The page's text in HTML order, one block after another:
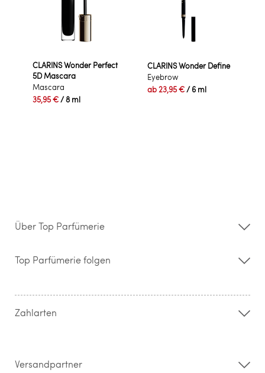
CLARINS Wonder Perfect
5D Mascara
Mascara
35,95 €/ 8 ml
CLARINS Wonder Define
Eyebrow
ab23,95 €/ 6 ml
Über Top Parfümerie
Storefinder
Kontakt
Widerrufsrecht & Rückgabebedingungen
Top Parfümerie folgen
Zahlarten
Versandpartner